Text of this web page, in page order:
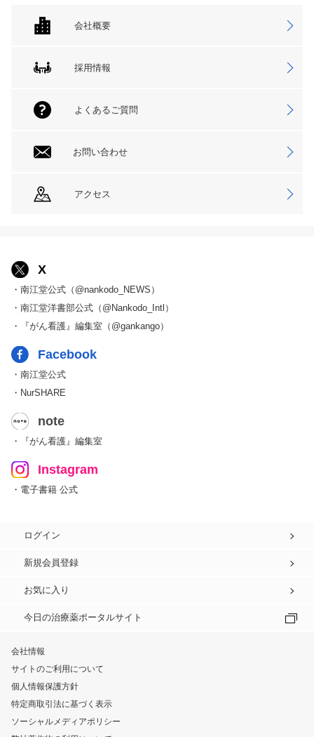
会社概要
採用情報
よくあるご質問
お問い合わせ
アクセス
X
・南江堂公式（@nankodo_NEWS）
・南江堂洋書部公式（@Nankodo_Intl）
・『がん看護』編集室（@gankango）
Facebook
・南江堂公式
・NurSHARE
note
・『がん看護』編集室
Instagram
・電子書籍 公式
ログイン
新規会員登録
お気に入り
今日の治療薬ポータルサイト
会社情報
サイトのご利用について
個人情報保護方針
特定商取引法に基づく表示
ソーシャルメディアポリシー